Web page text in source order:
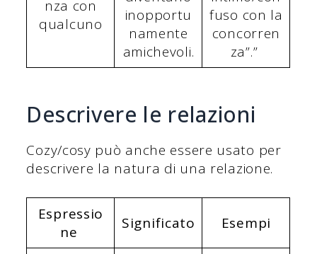
nza con
qualcuno
inopportu
namente
amichevoli.
fuso con la
concorren
za”.”
Descrivere le relazioni
Cozy/cosy può anche essere usato per
descrivere la natura di una relazione.
Espressio
ne
Significato Esempi